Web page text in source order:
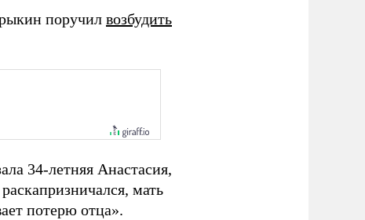
поручил возбудить
34-летняя Анастасия,
мать
потерю отца».